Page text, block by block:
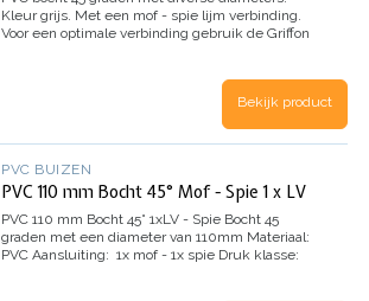
Materiaal pvc (polyvinylchloride) Ontstoppingsgat
257 x 152 mm
Kleur grijs. Met een mof - spie lijm verbinding.
Voor een optimale verbinding gebruik de Griffon
Bekijk product
PVC BUIZEN
PVC 110 mm Bocht 45° Mof - Spie 1 x LV
PVC 110 mm Bocht 45° 1xLV - Spie Bocht 45
graden met een diameter van 110mm Materiaal:
PVC Aansluiting: 1x mof - 1x spie Druk klasse: